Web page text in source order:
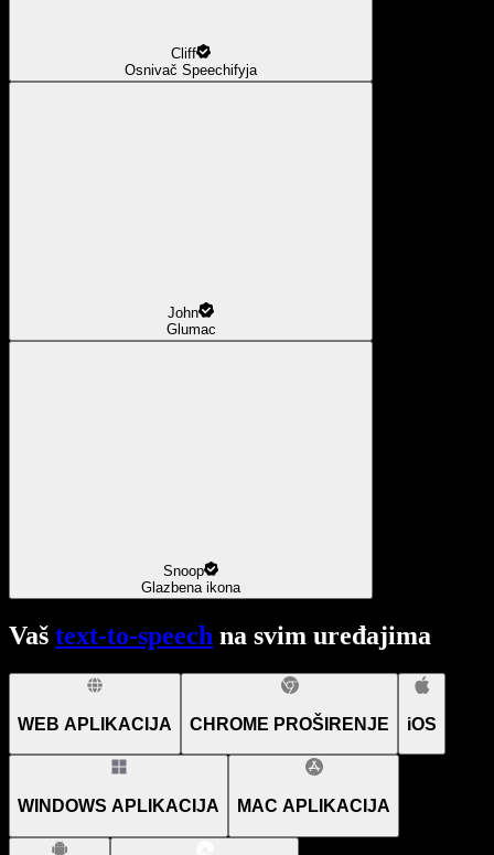
Cliff
Osnivač Speechifyja
John
Glumac
Snoop
Glazbena ikona
Vaš text-to-speech na svim uređajima
WEB APLIKACIJA CHROME PROŠIRENJE iOS
WINDOWS APLIKACIJA MAC APLIKACIJA